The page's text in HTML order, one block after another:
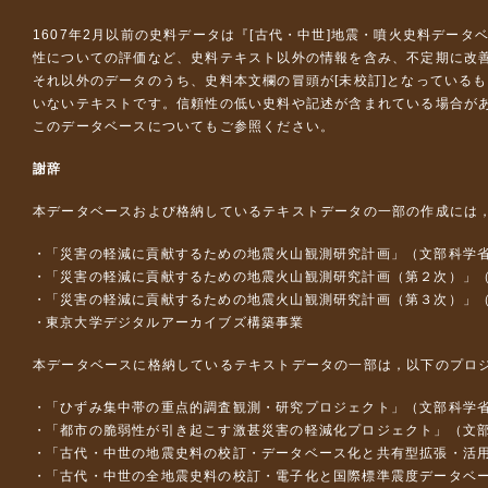
1607年2月以前の史料データは『 [古代・中世]地震・噴火史料データ
性についての評価など、史料テキスト以外の情報を含み、不定期に改
それ以外のデータのうち、史料本文欄の冒頭が[未校訂]となっている
いないテキストです。信頼性の低い史料や記述が含まれている場合が
このデータベースについて もご参照ください。
謝辞
本データベースおよび格納しているテキストデータの一部の作成には
「災害の軽減に貢献するための地震火山観測研究計画」（文部科学
「災害の軽減に貢献するための地震火山観測研究計画（第２次）」
「災害の軽減に貢献するための地震火山観測研究計画（第３次）」
東京大学デジタルアーカイブズ構築事業
本データベースに格納しているテキストデータの一部は，以下のプロ
「ひずみ集中帯の重点的調査観測・研究プロジェクト」（文部科
「都市の脆弱性が引き起こす激甚災害の軽減化プロジェクト」（
「古代・中世の地震史料の校訂・データベース化と共有型拡張・
「古代・中世の全地震史料の校訂・電子化と国際標準震度データ